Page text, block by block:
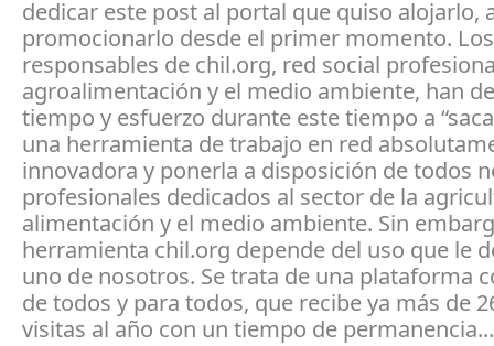
dedicar este post al portal que quiso alojarlo,
promocionarlo desde el primer momento. Los
responsables de chil.org, red social
agroalimentación y el medio ambiente, han
tiempo y esfuerzo durante este tiempo a
una herramienta de trabajo en red
innovadora y ponerla a disposición de todos
profesionales dedicados al sector de la
alimentación y el medio ambiente. Sin
herramienta chil.org depende del uso que le
uno de nosotros. Se trata de una plataforma
de todos y para todos, que recibe ya más de
visitas al año con un tiempo de permanencia...